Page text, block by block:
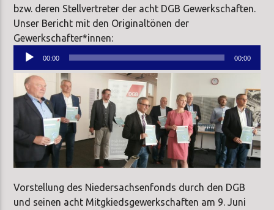
bzw. deren Stellvertreter der acht DGB Gewerkschaften.
Unser Bericht mit den Originaltönen der
Gewerkschafter*innen:
Audio-
00:00 00:00
Vorstellung des Niedersachsenfonds durch den DGB
und seinen acht Mitgkiedsgewerkschaften am 9. Juni